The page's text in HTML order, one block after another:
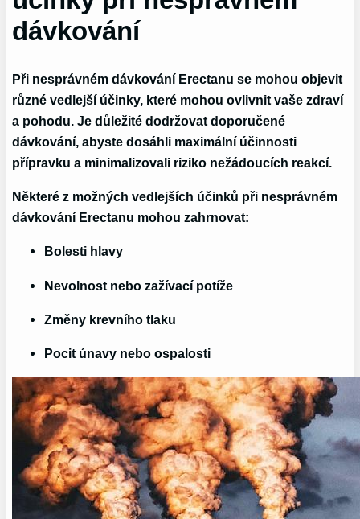
dávkování
Při nesprávném dávkování Erectanu se mohou objevit
různé vedlejší účinky, které mohou ovlivnit vaše zdraví
a pohodu. Je důležité dodržovat doporučené
dávkování, abyste dosáhli maximální účinnosti
přípravku a minimalizovali riziko nežádoucích reakcí.
Některé z možných vedlejších účinků při nesprávném
dávkování Erectanu mohou zahrnovat:
Bolesti hlavy
Nevolnost nebo zažívací potíže
Změny krevního tlaku
Pocit únavy nebo ospalosti